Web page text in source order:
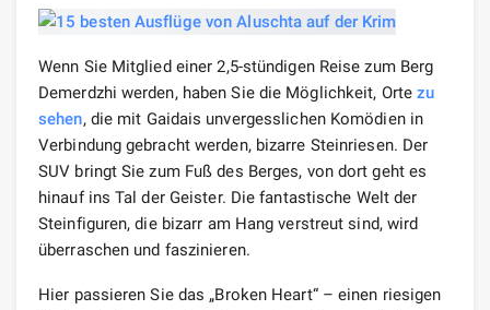
Wenn Sie Mitglied einer 2,5-stündigen Reise zum Berg
Demerdzhi werden, haben Sie die Möglichkeit, Ortezu
sehen, die mit Gaidais unvergesslichen Komödien in
Verbindung gebracht werden, bizarre Steinriesen. Der
SUV bringt Sie zum Fuß des Berges, von dort geht es
hinauf ins Tal der Geister. Die fantastische Welt der
Steinfiguren, die bizarr am Hang verstreut sind, wird
überraschen und faszinieren.
Hier passieren Sie das „Broken Heart“ – einen riesigen